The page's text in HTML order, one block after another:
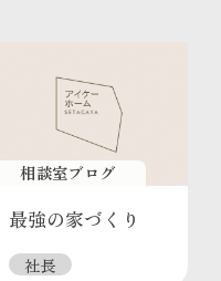
相談室ブログ
最強の家づくり
社長